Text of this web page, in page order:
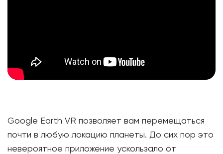
Google Earth VR позволяет вам перемещаться
почти в любую локацию планеты. До сих пор это
невероятное приложение ускользало от